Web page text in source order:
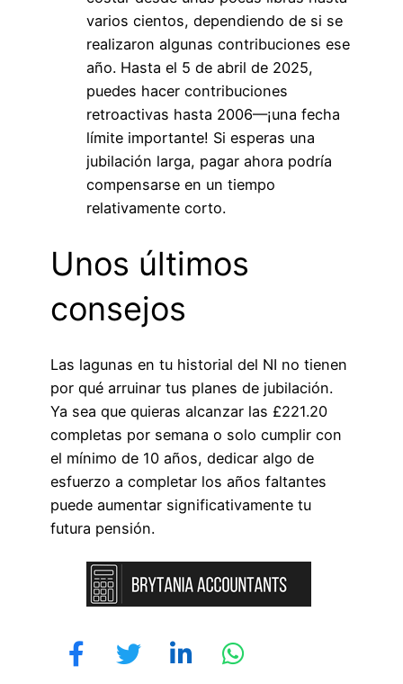
varios cientos, dependiendo de si se
realizaron algunas contribuciones ese
año. Hasta el 5 de abril de 2025,
puedes hacer contribuciones
retroactivas hasta 2006—¡una fecha
límite importante! Si esperas una
jubilación larga, pagar ahora podría
compensarse en un tiempo
relativamente corto.
Unos últimos
consejos
Las lagunas en tu historial del NI no tienen
por qué arruinar tus planes de jubilación.
Ya sea que quieras alcanzar las £221.20
completas por semana o solo cumplir con
el mínimo de 10 años, dedicar algo de
esfuerzo a completar los años faltantes
puede aumentar significativamente tu
futura pensión.